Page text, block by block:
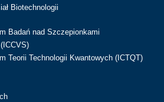
Biotechnologii
Badań nad Szczepionkami
Teorii Technologii Kwantowych (ICTQT)